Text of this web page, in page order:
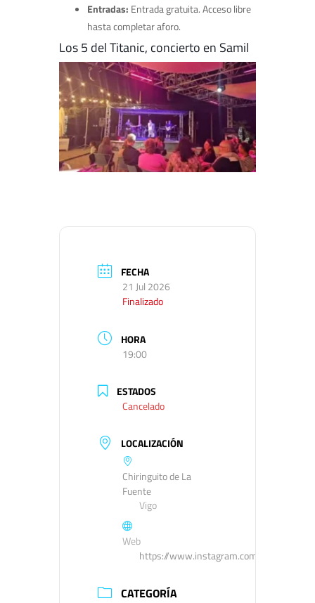
Entradas: Entrada gratuita. Acceso libre
hasta completar aforo.
Los 5 del Titanic, concierto en Samil
FECHA
21 Jul 2026
Finalizado
HORA
19:00
ESTADOS
Cancelado
LOCALIZACIÓN
Chiringuito de La
Fuente
Vigo
Web
https://www.instagram.com/
CATEGORÍA